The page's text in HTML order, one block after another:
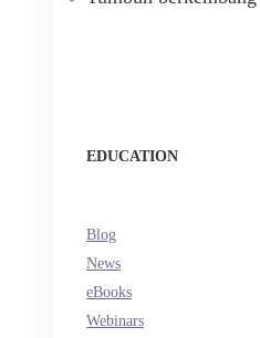
EDUCATION
Blog
News
eBooks
Webinars